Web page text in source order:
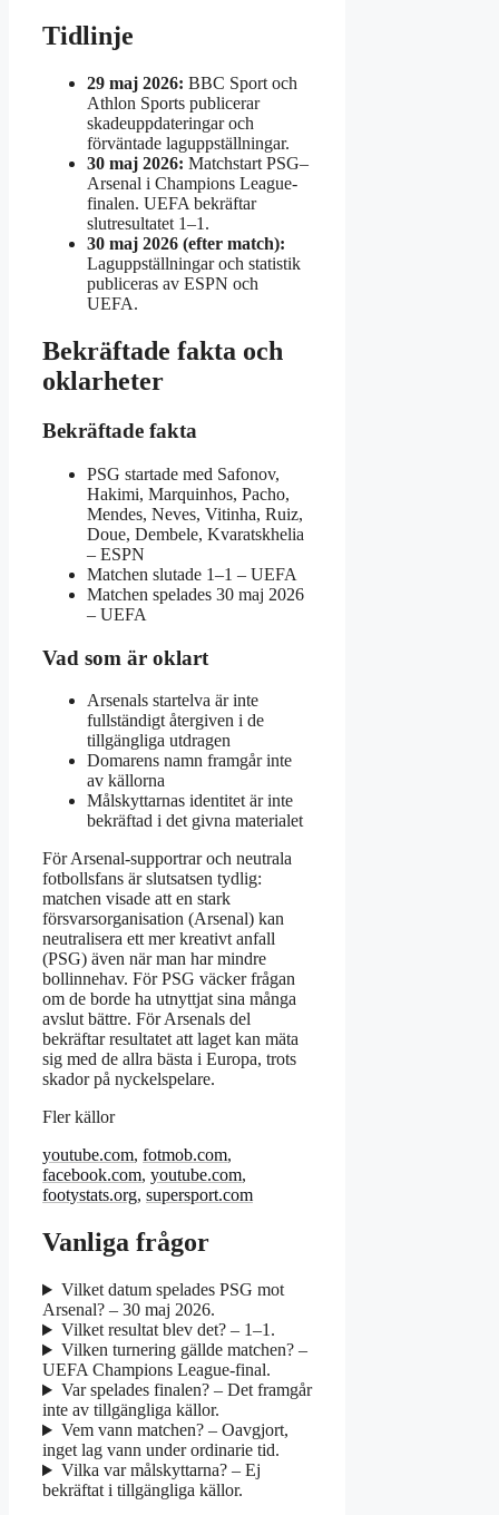
Tidlinje
29 maj 2026: BBC Sport och
Athlon Sports publicerar
skadeuppdateringar och
förväntade laguppställningar.
30 maj 2026: Matchstart PSG–
Arsenal i Champions League-
finalen. UEFA bekräftar
slutresultatet 1–1.
30 maj 2026 (efter match):
Laguppställningar och statistik
publiceras av ESPN och
UEFA.
Bekräftade fakta och
oklarheter
Bekräftade fakta
PSG startade med Safonov,
Hakimi, Marquinhos, Pacho,
Mendes, Neves, Vitinha, Ruiz,
Doue, Dembele, Kvaratskhelia
– ESPN
Matchen slutade 1–1 – UEFA
Matchen spelades 30 maj 2026
– UEFA
Vad som är oklart
Arsenals startelva är inte
fullständigt återgiven i de
tillgängliga utdragen
Domarens namn framgår inte
av källorna
Målskyttarnas identitet är inte
bekräftad i det givna materialet
För Arsenal-supportrar och neutrala
fotbollsfans är slutsatsen tydlig:
matchen visade att en stark
försvarsorganisation (Arsenal) kan
neutralisera ett mer kreativt anfall
(PSG) även när man har mindre
bollinnehav. För PSG väcker frågan
om de borde ha utnyttjat sina många
avslut bättre. För Arsenals del
bekräftar resultatet att laget kan mäta
sig med de allra bästa i Europa, trots
skador på nyckelspelare.
Fler källor
youtube.com, fotmob.com,
facebook.com, youtube.com,
footystats.org, supersport.com
Vanliga frågor
Vilket datum spelades PSG mot
Arsenal? – 30 maj 2026.
Vilket resultat blev det? – 1–1.
Vilken turnering gällde matchen? –
UEFA Champions League-final.
Var spelades finalen? – Det framgår
inte av tillgängliga källor.
Vem vann matchen? – Oavgjort,
inget lag vann under ordinarie tid.
Vilka var målskyttarna? – Ej
bekräftat i tillgängliga källor.